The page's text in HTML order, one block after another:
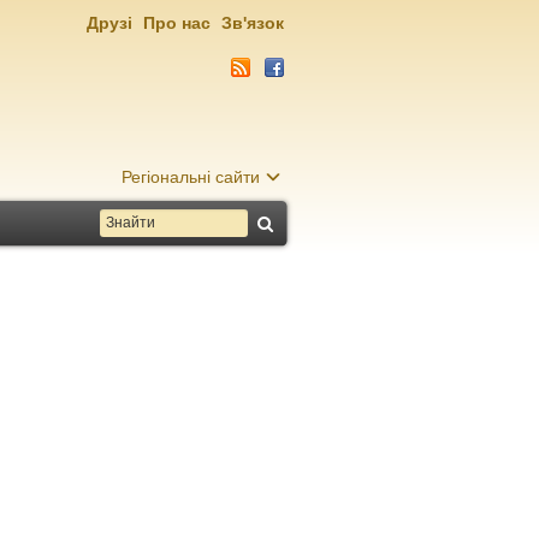
Регіональні сайти
Друзі Про нас Зв'язок